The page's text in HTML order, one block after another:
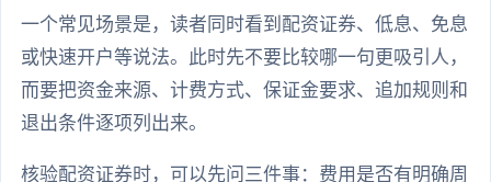
一个常见场景是，读者同时看到配资证券、低息、免息
或快速开户等说法。此时先不要比较哪一句更吸引人，
而要把资金来源、计费方式、保证金要求、追加规则和
退出条件逐项列出来。
核验配资证券时，可以先问三件事：费用是否有明确周